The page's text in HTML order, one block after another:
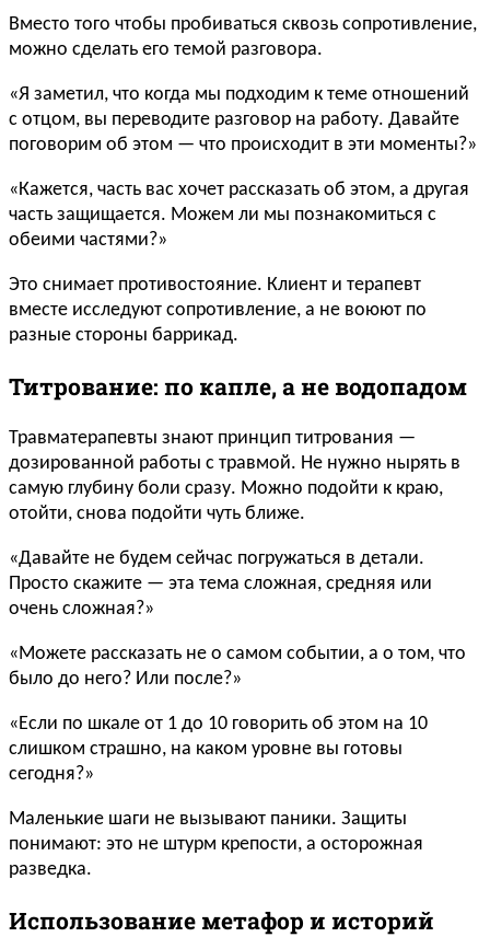
Вместо того чтобы пробиваться сквозь сопротивление,
можно сделать его темой разговора.
«Я заметил, что когда мы подходим к теме отношений
с отцом, вы переводите разговор на работу. Давайте
поговорим об этом — что происходит в эти моменты?»
«Кажется, часть вас хочет рассказать об этом, а другая
часть защищается. Можем ли мы познакомиться с
обеими частями?»
Это снимает противостояние. Клиент и терапевт
вместе исследуют сопротивление, а не воюют по
разные стороны баррикад.
Титрование: по капле, а не водопадом
Травматерапевты знают принцип титрования —
дозированной работы с травмой. Не нужно нырять в
самую глубину боли сразу. Можно подойти к краю,
отойти, снова подойти чуть ближе.
«Давайте не будем сейчас погружаться в детали.
Просто скажите — эта тема сложная, средняя или
очень сложная?»
«Можете рассказать не о самом событии, а о том, что
было до него? Или после?»
«Если по шкале от 1 до 10 говорить об этом на 10
слишком страшно, на каком уровне вы готовы
сегодня?»
Маленькие шаги не вызывают паники. Защиты
понимают: это не штурм крепости, а осторожная
разведка.
Использование метафор и историй